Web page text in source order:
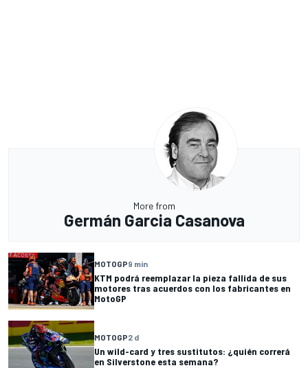
More from
Germán Garcia Casanova
MOTOGP9 min
KTM podrá reemplazar la pieza fallida de sus
motores tras acuerdos con los fabricantes en
MotoGP
MOTOGP2 d
Un wild-card y tres sustitutos: ¿quién correrá
en Silverstone esta semana?